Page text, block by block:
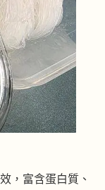
，富含蛋白質、